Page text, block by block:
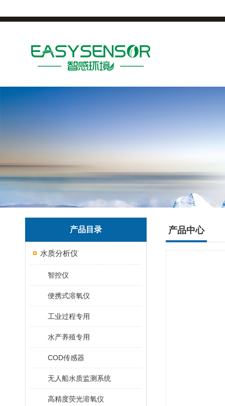
产品目录
水质分析仪
智控仪
便携式溶氧仪
工业过程专用
水产养殖专用
COD传感器
无人船水质监测系统
高精度荧光溶氧仪
产品中心